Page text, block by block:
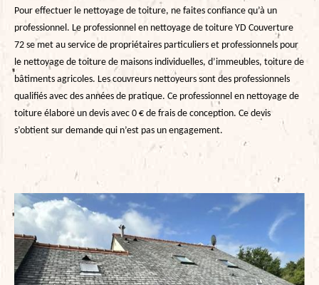
Pour effectuer le nettoyage de toiture, ne faites confiance qu’à un
professionnel. Le professionnel en nettoyage de toiture YD Couverture
72 se met au service de propriétaires particuliers et professionnels pour
le nettoyage de toiture de maisons individuelles, d’immeubles, toiture de
bâtiments agricoles. Les couvreurs nettoyeurs sont des professionnels
qualifiés avec des années de pratique. Ce professionnel en nettoyage de
toiture élabore un devis avec 0 € de frais de conception. Ce devis
s’obtient sur demande qui n’est pas un engagement.